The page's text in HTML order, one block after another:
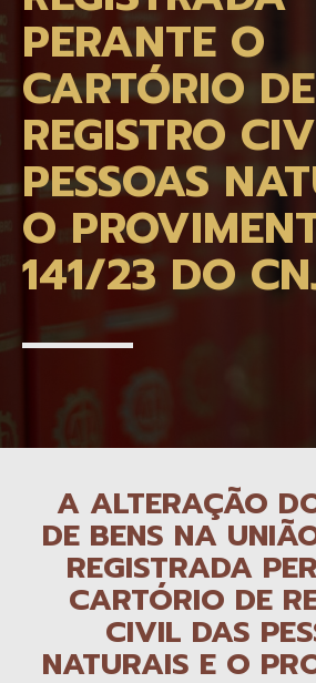
PERANTE O
CARTÓRIO DE
REGISTRO
PESSOAS
O
141/23 DO
A ALTERAÇÃO
DE BENS NA
REGISTRADA
CARTÓRIO DE
CIVIL DAS
NATURAIS E O